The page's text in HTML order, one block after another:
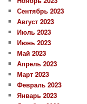
Сентябрь 2023
Август 2023
Июль 2023
Июнь 2023
Май 2023
Апрель 2023
Март 2023
Февраль 2023
Январь 2023